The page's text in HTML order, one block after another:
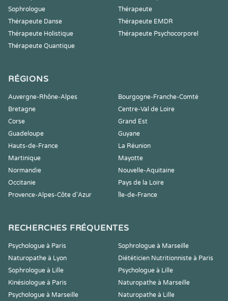
Sophrologue
Thérapeute
Thérapeute Danse
Thérapeute EMDR
Thérapeute Holistique
Thérapeute Psychocorporel
Thérapeute Quantique
RÉGIONS
Auvergne-Rhône-Alpes
Bourgogne-Franche-Comté
Bretagne
Centre-Val de Loire
Corse
Grand Est
Guadeloupe
Guyane
Hauts-de-France
La Réunion
Martinique
Mayotte
Normandie
Nouvelle-Aquitaine
Occitanie
Pays de la Loire
Provence-Alpes-Côte d'Azur
Île-de-France
RECHERCHES FRÉQUENTES
Psychologue à Paris
Sophrologue à Marseille
Naturopathe à Lyon
Diététicien Nutritionniste à Paris
Sophrologue à Lille
Psychologue à Lille
Kinésiologue à Paris
Naturopathe à Marseille
Psychologue à Marseille
Naturopathe à Lille